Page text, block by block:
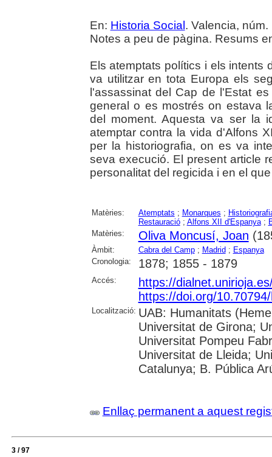
En: Historia Social . Valencia,
Notes a peu de pàgina. Resums
Els atemptats polítics i els intents
va utilitzar en tota Europa els
l'assassinat del Cap de l'Estat
general o es mostrés on estava
del moment. Aquesta va ser la
atemptar contra la vida d'Alfons
per la historiografia, on es va
seva execució. El present article
personalitat del regicida i en el
Matèries: Atemptats ; Monarques ;
Restauració; Alfons XII d'Espanya;
Matèries:
Oliva Moncusí, Joan
Àmbit: Cabra del Camp; Madrid ; Espanya
Cronologia:
1878; 1855 - 1879
Accés:
https://
https://doi.org/
Localització: UAB: Humanitats
Universitat de Girona;
Universitat Pompeu
Universitat de Lleida;
Catalunya; B. Pública
Enllaç permanent a aquest
3 / 97